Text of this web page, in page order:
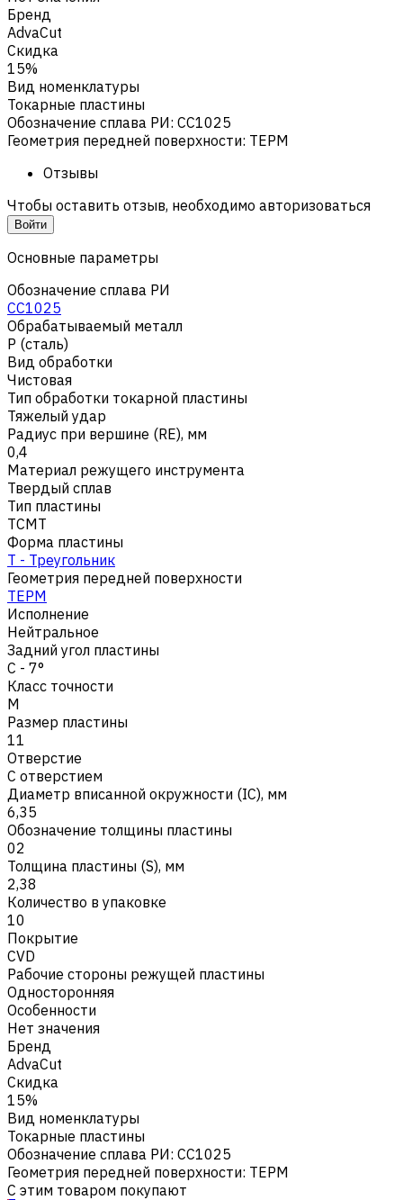
Бренд
AdvaCut
Скидка
15%
Вид номенклатуры
Токарные пластины
Обозначение сплава РИ: CC1025
Геометрия передней поверхности: TEPM
Отзывы
Чтобы оставить отзыв, необходимо авторизоваться
Войти
Основные параметры
Обозначение сплава РИ
CC1025
Обрабатываемый металл
Р (сталь)
Вид обработки
Чистовая
Тип обработки токарной пластины
Тяжелый удар
Радиус при вершине (RE), мм
0,4
Материал режущего инструмента
Твердый сплав
Тип пластины
TCMT
Форма пластины
T - Треугольник
Геометрия передней поверхности
TEPM
Исполнение
Нейтральное
Задний угол пластины
C - 7°
Класс точности
M
Размер пластины
11
Отверстие
С отверстием
Диаметр вписанной окружности (IC), мм
6,35
Обозначение толщины пластины
02
Толщина пластины (S), мм
2,38
Количество в упаковке
10
Покрытие
CVD
Рабочие стороны режущей пластины
Односторонняя
Особенности
Нет значения
Бренд
AdvaCut
Скидка
15%
Вид номенклатуры
Токарные пластины
Обозначение сплава РИ: CC1025
Геометрия передней поверхности: TEPM
С этим товаром покупают